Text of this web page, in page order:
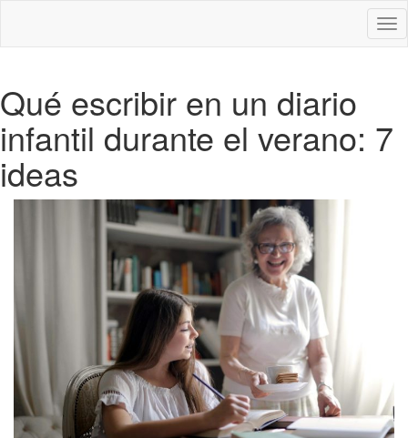
Qué escribir en un diario
infantil durante el verano: 7
ideas